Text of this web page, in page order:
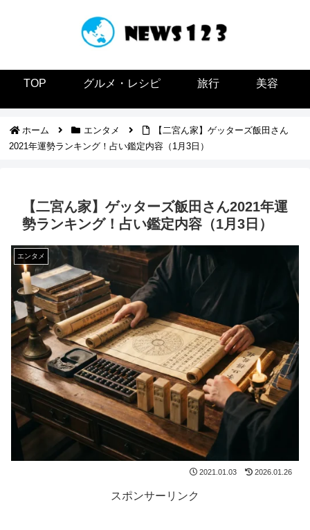
TOP グルメ・レシピ 旅行 美容
ホーム エンタメ
【二宮ん家】ゲッターズ飯田さん
2021年運勢ランキング！占い鑑定内容（1月3日）
【二宮ん家】ゲッターズ飯田さん2021年運
勢ランキング！占い鑑定内容（1月3日）
エンタメ
2021.01.03 2026.01.26
スポンサーリンク